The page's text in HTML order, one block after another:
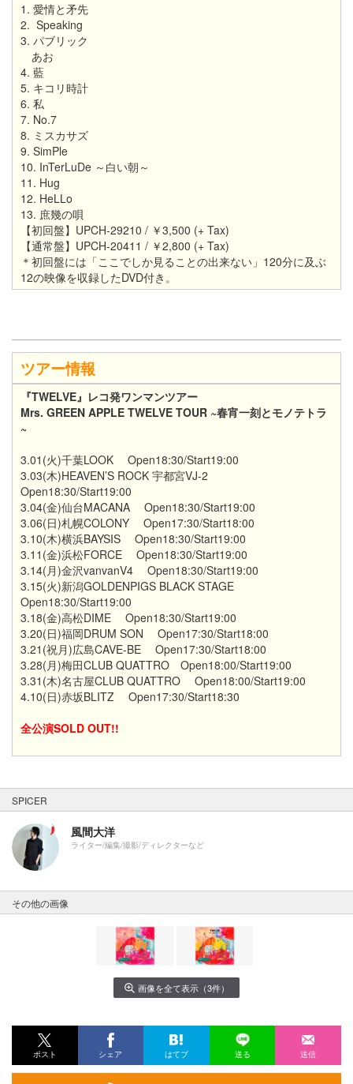
1. 愛情と矛先
2. Speaking
3. パブリック
あお
4. 藍
5. キコリ時計
6. 私
7. No.7
8. ミスカサズ
9. SimPle
10. InTerLuDe ～白い朝～
11. Hug
12. HeLLo
13. 庶幾の唄
【初回盤】UPCH-29210 / ￥3,500 (+ Tax)
【通常盤】UPCH-20411 / ￥2,800 (+ Tax)
＊初回盤には「ここでしか見ることの出来ない」120分に及ぶ
12の映像を収録したDVD付き。
ツアー情報
『TWELVE』レコ発ワンマンツアー
Mrs. GREEN APPLE TWELVE TOUR ~春宵一刻とモノテトラ
~
3.01(火)千葉LOOK Open18:30/Start19:00
3.03(木)HEAVEN’S ROCK 宇都宮VJ-2
Open18:30/Start19:00
3.04(金)仙台MACANA Open18:30/Start19:00
3.06(日)札幌COLONY Open17:30/Start18:00
3.10(木)横浜BAYSIS Open18:30/Start19:00
3.11(金)浜松FORCE Open18:30/Start19:00
3.14(月)金沢vanvanV4 Open18:30/Start19:00
3.15(火)新潟GOLDENPIGS BLACK STAGE
Open18:30/Start19:00
3.18(金)高松DIME Open18:30/Start19:00
3.20(日)福岡DRUM SON Open17:30/Start18:00
3.21(祝月)広島CAVE-BE Open17:30/Start18:00
3.28(月)梅田CLUB QUATTRO Open18:00/Start19:00
3.31(木)名古屋CLUB QUATTRO Open18:00/Start19:00
4.10(日)赤坂BLITZ Open17:30/Start18:30
全公演SOLD OUT!!
SPICER
風間大洋
ライター/編集/撮影/ディレクターなど
その他の画像
画像を全て表示（3件）
ポスト シェア はてブ 送る 送信